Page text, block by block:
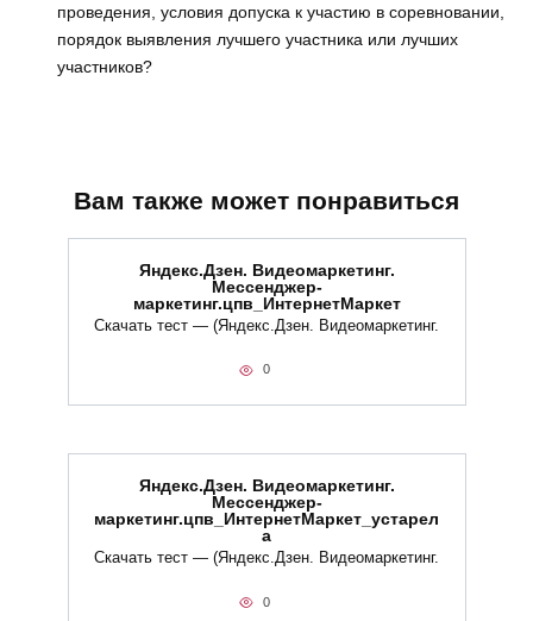
проведения, условия допуска к участию в соревновании,
порядок выявления лучшего участника или лучших
участников?
Вам также может понравиться
Яндекс.Дзен. Видеомаркетинг.
Мессенджер-
маркетинг.цпв_ИнтернетМаркет
Скачать тест — (Яндекс.Дзен. Видеомаркетинг.
0
Яндекс.Дзен. Видеомаркетинг.
Мессенджер-
маркетинг.цпв_ИнтернетМаркет_устарел
а
Скачать тест — (Яндекс.Дзен. Видеомаркетинг.
0